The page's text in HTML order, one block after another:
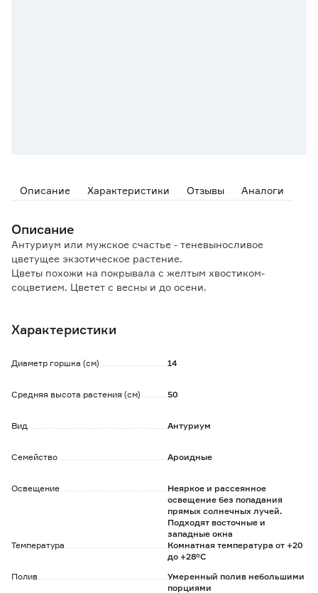
Описание Характеристики Отзывы Аналоги
Описание
Антуриум или мужское счастье - теневыносливое
цветущее экзотическое растение.
Цветы похожи на покрывала с желтым хвостиком-
соцветием. Цветет с весны и до осени.
Необходимо обеспечить корням доступ к воздуху и
листья из пульверизатора и протирать их от пыли
грунте.
Характеристики
Диаметр горшка (см) 14
Средняя высота растения (см) 50
Вид Антуриум
Семейство Ароидные
Освещение
Неяркое и рассеянное
освещение без попадания
прямых солнечных лучей.
Подходят восточные и
западные окна
Температура
Комнатная температура от +20
до +28°C
Полив
Умеренный полив небольшими
порциями